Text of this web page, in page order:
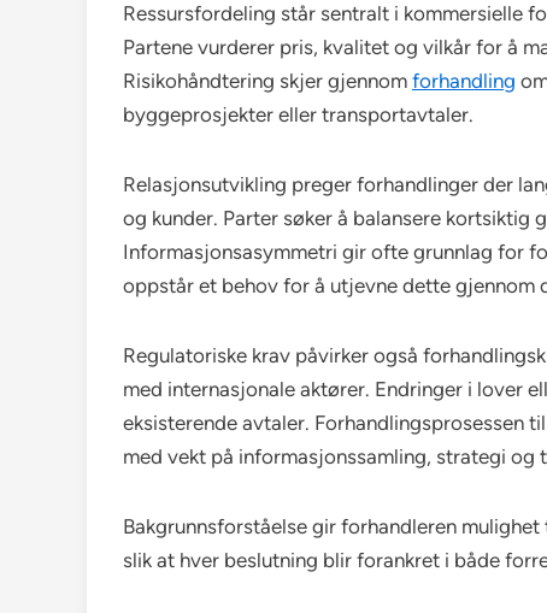
Ressursfordeling står sentralt i kommersielle
Partene vurderer pris, kvalitet og vilkår for å
Risikohåndtering skjer gjennom forhandling
byggeprosjekter eller transportavtaler.
Relasjonsutvikling preger forhandlinger der
og kunder. Parter søker å balansere kortsiktig
Informasjonsasymmetri gir ofte grunnlag for
oppstår et behov for å utjevne dette gjennom
Regulatoriske krav påvirker også
med internasjonale aktører. Endringer i lover
eksisterende avtaler. Forhandlingsprosessen
med vekt på informasjonssamling, strategi og
Bakgrunnsforståelse gir forhandleren
slik at hver beslutning blir forankret i både